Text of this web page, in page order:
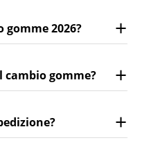
2026?
gomme?